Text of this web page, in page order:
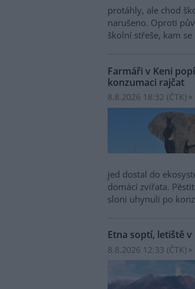
protáhly, ale chod
narušeno. Oproti
školní střeše, kam
Farmáři v Keni
konzumaci rajčat
8.8.2026 18:32 (ČTK)
jed dostal do
domácí zvířata.
sloni uhynuli po
Etna soptí, letiště
8.8.2026 12:33 (ČTK)